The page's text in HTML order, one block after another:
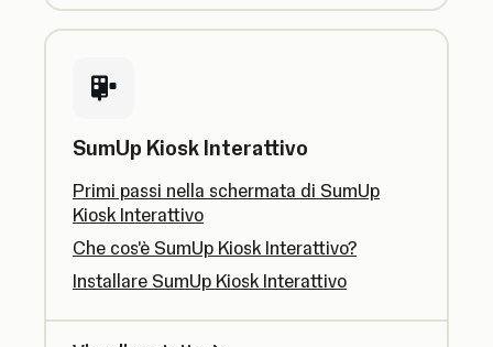
SumUp Kiosk Interattivo
Primi passi nella schermata di SumUp
Kiosk Interattivo
Che cos'è SumUp Kiosk Interattivo?
Installare SumUp Kiosk Interattivo